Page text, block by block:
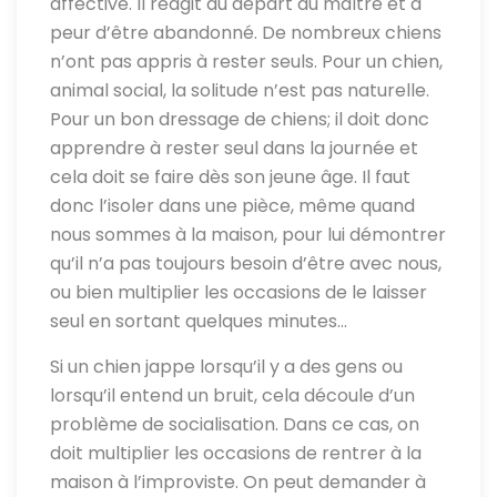
peur d’être abandonné. De nombreux chiens
n’ont pas appris à rester seuls. Pour un chien,
animal social, la solitude n’est pas naturelle.
Pour un bon dressage de chiens; il doit donc
apprendre à rester seul dans la journée et
cela doit se faire dès son jeune âge. Il faut
donc l’isoler dans une pièce, même quand
nous sommes à la maison, pour lui démontrer
qu’il n’a pas toujours besoin d’être avec nous,
ou bien multiplier les occasions de le laisser
seul en sortant quelques minutes…
Si un chien jappe lorsqu’il y a des gens ou
lorsqu’il entend un bruit, cela découle d’un
problème de socialisation. Dans ce cas, on
doit multiplier les occasions de rentrer à la
maison à l’improviste. On peut demander à